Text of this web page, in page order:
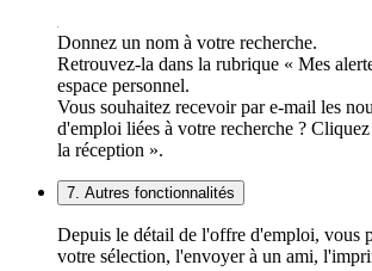
Donnez un nom à votre recherche.
Retrouvez-la dans la rubrique « Mes
espace personnel.
Vous souhaitez recevoir par e-mail les
d'emploi liées à votre recherche ?
la réception ».
7. Autres fonctionnalités
Depuis le détail de l'offre d'emploi, vous
votre sélection, l'envoyer à un ami,